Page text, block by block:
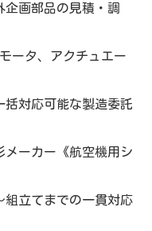
画部品の見積・調
ータ、アクチュエー
対応可能な製造委託
ーカー《航空機用シ
立てまでの一貫対応